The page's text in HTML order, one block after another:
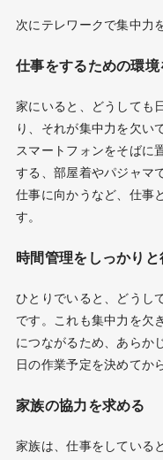
次にテレワークで集中力
仕事をするための環境
家にいると、どうしても
り、それが集中力を欠い
スマートフォンをそばに
する、部屋着やパジャマ
仕事に向かうなど、仕事
す。
時間管理をしっかりと
ひとりでいると、どうし
です。これも集中力を欠
につながるため、あらか
日の作業予定を決めてか
家族の協力を求める
家族は、仕事をしている